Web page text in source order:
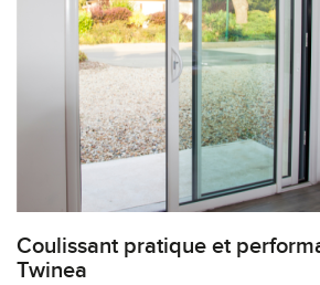
Coulissant pratique et
Twinea